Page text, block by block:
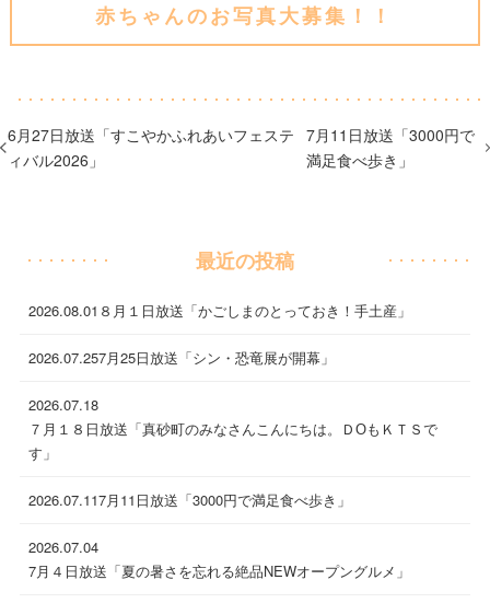
赤ちゃんのお写真大募集！！
6月27日放送「すこやかふれあいフェステ
ィバル2026」
7月11日放送「3000円で
満足食べ歩き」
最近の投稿
2026.08.01 ８月１日放送「かごしまのとっておき！手土産」
2026.07.257月25日放送「シン・恐竜展が開幕」
2026.07.18
７月１８日放送「真砂町のみなさんこんにちは。ＤОもＫＴＳで
す」
2026.07.117月11日放送「3000円で満足食べ歩き」
2026.07.04
7月４日放送「夏の暑さを忘れる絶品NEWオープングルメ」